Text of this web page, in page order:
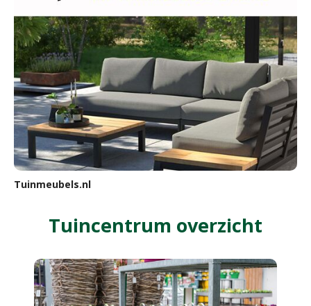
Tuinmeubels.nl
Tuincentrum overzicht